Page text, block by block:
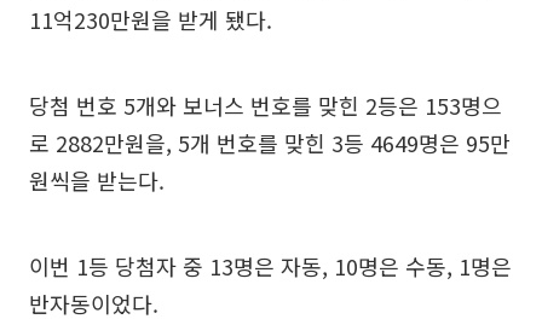
11억230만원을 받게 됐다.
당첨 번호 5개와 보너스 번호를 맞힌 2등은 153명으
로 2882만원을, 5개 번호를 맞힌 3등 4649명은 95만
원씩을 받는다.
이번 1등 당첨자 중 13명은 자동, 10명은 수동, 1명은
반자동이었다.